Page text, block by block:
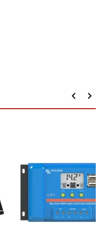
keyboard_arrow_left keyboard_arrow_right